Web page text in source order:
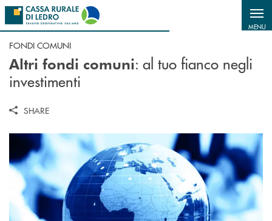
Salta al contenuto principale
MENU
FONDI COMUNI
Altri fondi comuni: al tuo fianco negli
investimenti
SHARE